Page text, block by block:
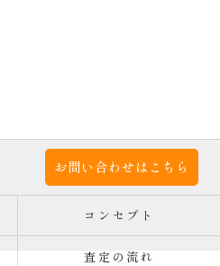
お問い合わせはこちら
コンセプト
査定の流れ